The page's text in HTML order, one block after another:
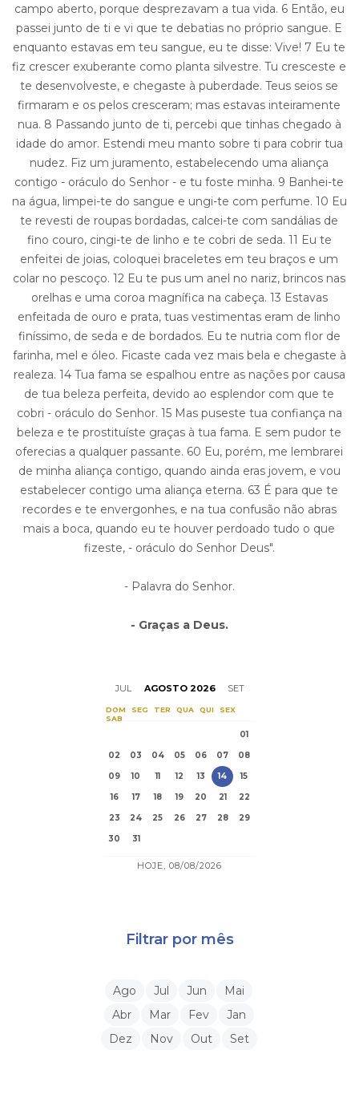
campo aberto, porque desprezavam a tua vida. 6 Então, eu
passei junto de ti e vi que te debatias no próprio sangue. E
enquanto estavas em teu sangue, eu te disse: Vive! 7 Eu te
fiz crescer exuberante como planta silvestre. Tu cresceste e
te desenvolveste, e chegaste à puberdade. Teus seios se
firmaram e os pelos cresceram; mas estavas inteiramente
nua. 8 Passando junto de ti, percebi que tinhas chegado à
idade do amor. Estendi meu manto sobre ti para cobrir tua
nudez. Fiz um juramento, estabelecendo uma aliança
contigo - oráculo do Senhor - e tu foste minha. 9 Banhei-te
na água, limpei-te do sangue e ungi-te com perfume. 10 Eu
te revesti de roupas bordadas, calcei-te com sandálias de
fino couro, cingi-te de linho e te cobri de seda. 11 Eu te
enfeitei de joias, coloquei braceletes em teu braços e um
colar no pescoço. 12 Eu te pus um anel no nariz, brincos nas
orelhas e uma coroa magnífica na cabeça. 13 Estavas
enfeitada de ouro e prata, tuas vestimentas eram de linho
finíssimo, de seda e de bordados. Eu te nutria com flor de
farinha, mel e óleo. Ficaste cada vez mais bela e chegaste à
realeza. 14 Tua fama se espalhou entre as nações por causa
de tua beleza perfeita, devido ao esplendor com que te
cobri - oráculo do Senhor. 15 Mas puseste tua confiança na
beleza e te prostituíste graças à tua fama. E sem pudor te
oferecias a qualquer passante. 60 Eu, porém, me lembrarei
de minha aliança contigo, quando ainda eras jovem, e vou
estabelecer contigo uma aliança eterna. 63 É para que te
recordes e te envergonhes, e na tua confusão não abras
mais a boca, quando eu te houver perdoado tudo o que
fizeste, - oráculo do Senhor Deus".
- Palavra do Senhor.
- Graças a Deus.
JUL AGOSTO 2026 SET
DOM SEG TER QUA QUI
SEX
SAB
01
02
03 04 05 06 07
08
09
10 11 12 13 14
15
16
17 18 19 20 21
22
23
24 25 26 27 28
29
30
31
HOJE, 08/08/2026
Filtrar por mês
Ago Jul Jun
Mai
Abr
Mar Fev
Jan
Dez
Nov Out Set